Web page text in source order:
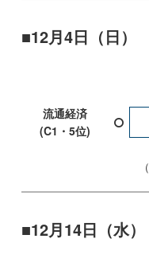
12月4日（日）
流通経済
(C1・5位)
12月14日（水）